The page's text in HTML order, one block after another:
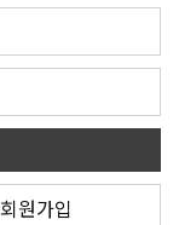
회원가입